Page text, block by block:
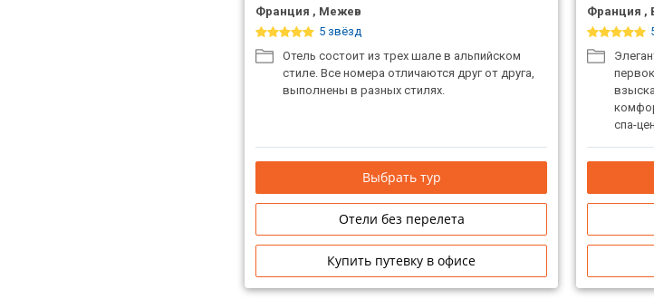
Франция , Межев
5 звёзд
Отель состоит из трех шале в альпийском
стиле. Все номера отличаются друг от друга,
выполнены в разных стилях.
Выбрать тур
Отели без перелета
Купить путевку в офисе
Франция ,
спа-